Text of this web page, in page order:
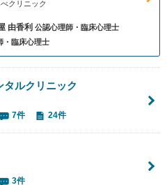
クリニック
由香利 公認心理師・臨床心理士
・臨床心理士
ルクリニック
7件 24件
3件